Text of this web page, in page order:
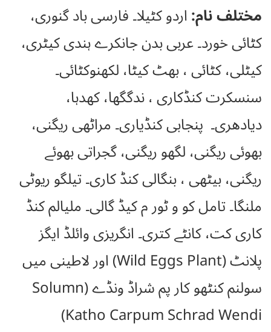
مختلف نام:اردو کٹیلا۔ فارسی باد گنوری،
کٹائی خورد۔ عربی بدن جانکرے ہندی کیٹری،
کیٹلی، کٹائی ، بھٹ کیٹا، لکھنوکٹائی۔
سنسکرت کنڈکاری ، ندگگھا، کھدہا،
دیادھری۔ پنجابی کنڈیاری۔ مراٹھی ریگنی،
بھوئی ریگنی، لگھو ریگنی، گجراتی بھوئے
ریگنی، بیٹھی ، بنگالی کنڈ کاری۔ تیلگو ریوٹی
ملنگا۔ تامل کو و ٹور م کیڈ گالی۔ ملیالم کنڈ
کاری کت، کانٹے کتری۔ انگریزی وائلڈ ایگز
پلانٹ (Wild Eggs Plant) اور لاطینی میں
سولنم کنٹھو کار پم شراڈ ونڈے (Solumn
Katho Carpum Schrad Wendi)